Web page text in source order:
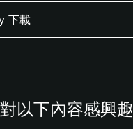
下載
以下內容感興趣